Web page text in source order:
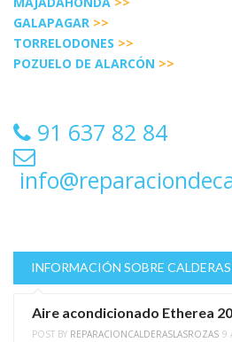
GALAPAGAR >>
TORRELODONES >>
POZUELO DE ALARCÓN >>
91 637 82 84
INFORMACIÓN SOBRE
Aire acondicionado Etherea
POST BY REPARACIONCALDERASLASROZAS 9